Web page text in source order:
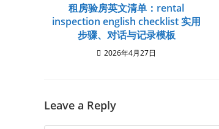
租房验房英文清单：rental
inspection english checklist 实用
步骤、对话与记录模板
2026年4月27日
Leave a Reply